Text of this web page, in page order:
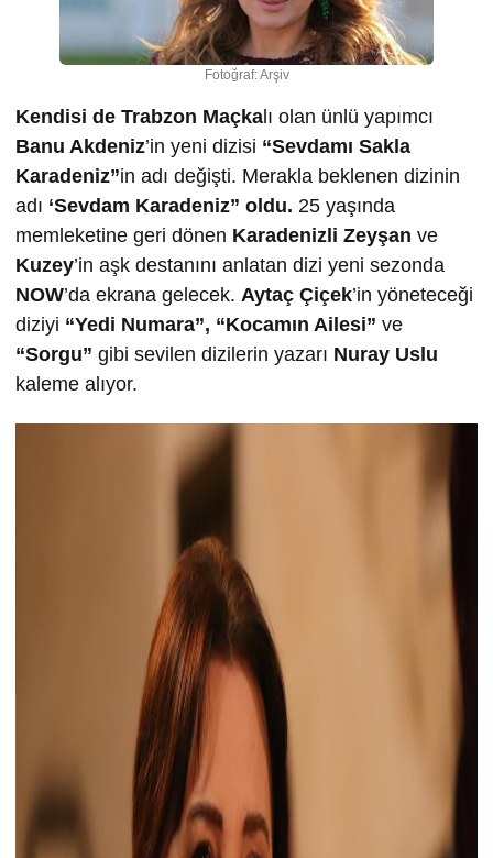
Fotoğraf: Arşiv
Kendisi de Trabzon Maçka lı olan ünlü yapımcı
Banu Akdeniz’in yeni dizisi “Sevdamı Sakla
Karadeniz”in adı değişti. Merakla beklenen dizinin
adı ‘Sevdam Karadeniz” oldu. 25 yaşında
memleketine geri dönen Karadenizli Zeyşan ve
Kuzey’in aşk destanını anlatan dizi yeni sezonda
NOW’da ekrana gelecek. Aytaç Çiçek’in yöneteceği
diziyi “Yedi Numara”, “Kocamın Ailesi” ve
“Sorgu” gibi sevilen dizilerin yazarı Nuray Uslu
kaleme alıyor.